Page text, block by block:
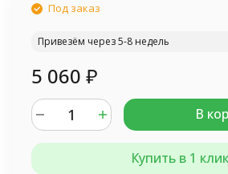
Под заказ
Привезём через 5-8 недель
5 060 ₽
В
Купить в 1 клик